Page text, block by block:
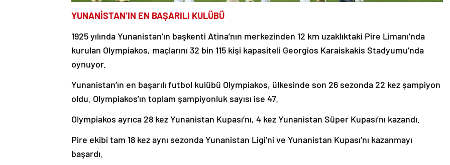
YUNANİSTAN’IN EN BAŞARILI KULÜBÜ
1925 yılında Yunanistan’ın başkenti Atina’nın merkezinden 12 km uzaklıktaki Pire Limanı’nda
kurulan Olympiakos, maçlarını 32 bin 115 kişi kapasiteli Georgios Karaiskakis Stadyumu’nda
oynuyor.
Yunanistan’ın en başarılı futbol kulübü Olympiakos, ülkesinde son 26 sezonda 22 kez şampiyon
oldu. Olympiakos’ın toplam şampiyonluk sayısı ise 47.
Olympiakos ayrıca 28 kez Yunanistan Kupası’nı, 4 kez Yunanistan Süper Kupası’nı kazandı.
Pire ekibi tam 18 kez aynı sezonda Yunanistan Ligi’ni ve Yunanistan Kupası’nı kazanmayı
başardı.